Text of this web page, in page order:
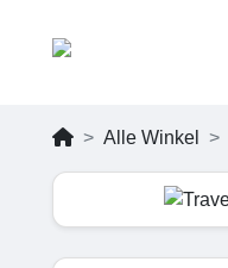
Alle Winkel